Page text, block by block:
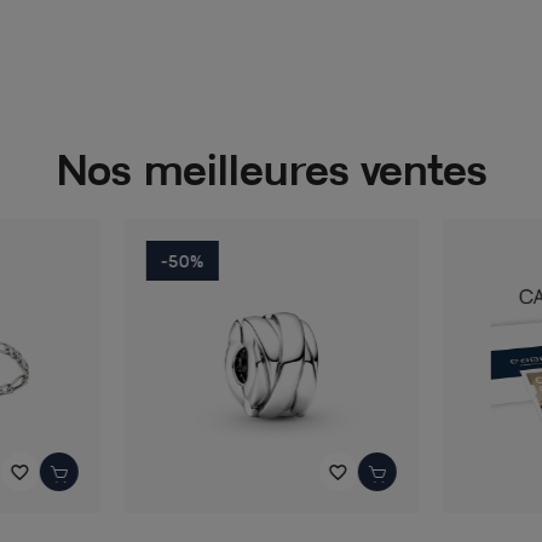
Nos meilleures ventes
favorite_border favorite_border
-50%